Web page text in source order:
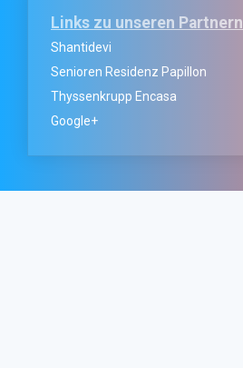
Links zu unseren Partnern
Shantidevi
Senioren Residenz Papillon
Thyssenkrupp Encasa
Google+